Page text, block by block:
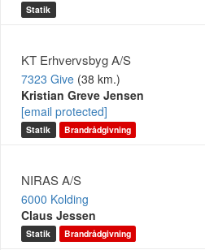
Statik
KT Erhvervsbyg A/S
7323 Give (38 km.)
Kristian Greve Jensen
[email protected]
Statik Brandrådgivning
NIRAS A/S
6000 Kolding
Claus Jessen
Statik Brandrådgivning